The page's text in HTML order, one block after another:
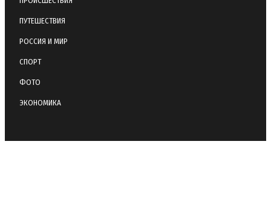
ПУТЕШЕСТВИЯ
РОССИЯ И МИР
СПОРТ
ФОТО
ЭКОНОМИКА